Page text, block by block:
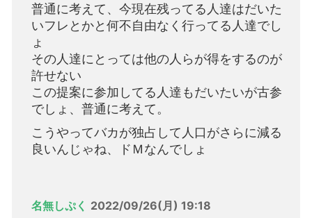
普通に考えて、今現在残ってる人達はだいた
いフレとかと何不自由なく行ってる人達でし
ょ
その人達にとっては他の人らが得をするのが
許せない
この提案に参加してる人達もだいたいが古参
でしょ、普通に考えて。
こうやってバカが独占して人口がさらに減る
良いんじゃね、ドＭなんでしょ
名無しぷく 2022/09/26(月) 19:18